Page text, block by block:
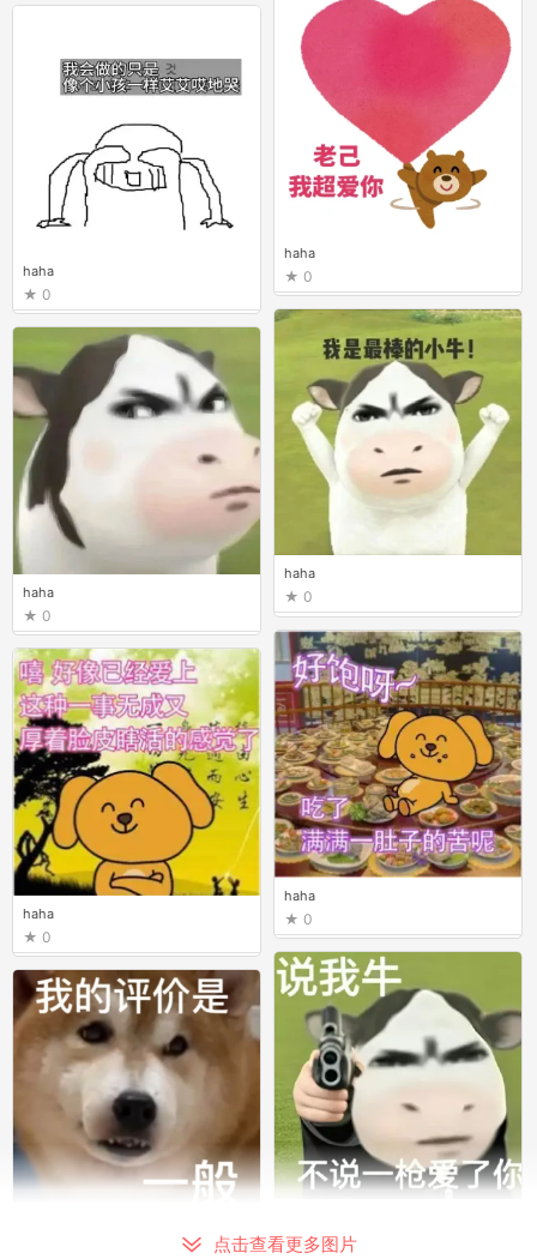
点击查看更多图片
haha
0
haha
0
haha
0
haha
0
0
haha
0
haha
0